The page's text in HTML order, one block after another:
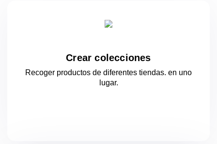
Crear colecciones
Recoger productos de diferentes tiendas. en uno
lugar.